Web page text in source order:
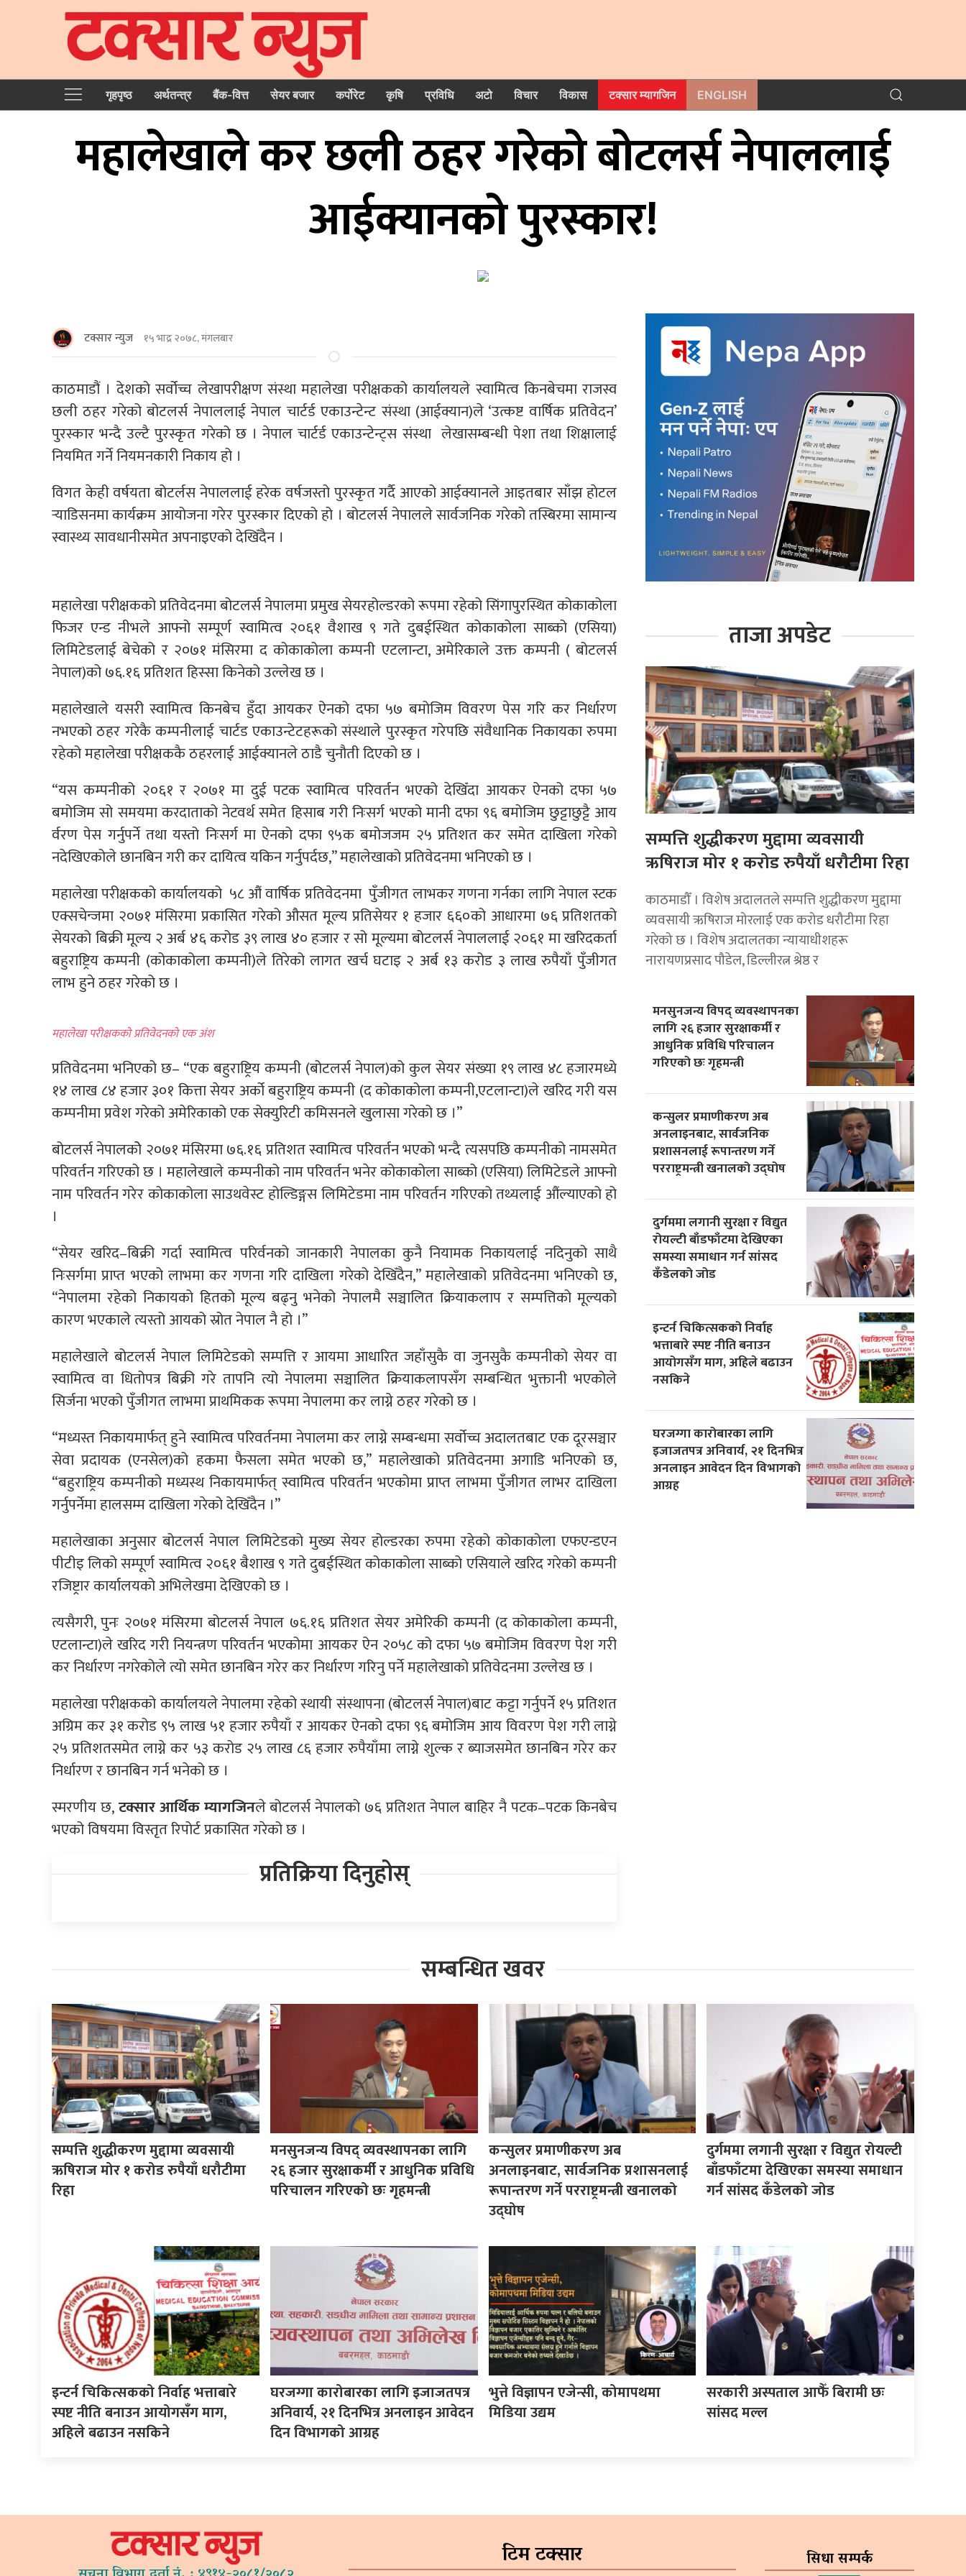
गृहपृष्‍ठ अर्थतन्त्र बैंक-वित्त सेयर बजार कर्पोरेट कृषि प्रविधि अटो विचार विकास टक्सार म्यागजिन ENGLISH
महालेखाले कर छली ठहर गरेको बोटलर्स नेपाललाई
आईक्यानको पुरस्कार!
टक्सार न्युज १५ भाद्र २०७८, मंगलबार
काठमाडौं । देशको सर्वोच्च लेखापरीक्षण संस्था महालेखा परीक्षकको कार्यालयले स्वामित्व किनबेचमा राजस्व
छली ठहर गरेको बोटलर्स नेपाललाई नेपाल चार्टर्ड एकाउन्टेन्ट संस्था (आईक्यान)ले ‘उत्कष्ट वार्षिक प्रतिवेदन’
पुरस्कार भन्दै उल्टै पुरस्कृत गरेको छ । नेपाल चार्टर्ड एकाउन्टेन्ट्स संस्था लेखासम्बन्धी पेशा तथा शिक्षालाई
नियमित गर्ने नियमनकारी निकाय हो ।
विगत केही वर्षयता बोटर्लस नेपाललाई हरेक वर्षजस्तो पुरस्कृत गर्दै आएको आईक्यानले आइतबार साँझ हाेटल
र्‍याडिसनमा कार्यक्रम आयोजना गरेर पुरस्कार दिएको हो । बोटलर्स नेपालले सार्वजनिक गरेको तस्बिरमा सामान्य
स्वास्थ्य सावधानीसमेत अपनाइएको देखिँदैन ।
महालेखा परीक्षकको प्रतिवेदनमा बोटलर्स नेपालमा प्रमुख सेयरहोल्डरको रूपमा रहेको सिंगापुरस्थित कोकाकोला
फिजर एन्ड नीभले आफ्नो सम्पूर्ण स्वामित्व २०६१ वैशाख ९ गते दुबईस्थित कोकाकोला साब्को (एसिया)
लिमिटेडलाई बेचेको र २०७१ मंसिरमा द कोकाकोला कम्पनी एटलान्टा, अमेरिकाले उक्त कम्पनी ( बोटलर्स
नेपाल)को ७६.१६ प्रतिशत हिस्सा किनेको उल्लेख छ ।
महालेखाले यसरी स्वामित्व किनबेच हुँदा आयकर ऐनको दफा ५७ बमोजिम विवरण पेस गरि कर निर्धारण
नभएको ठहर गरेकै कम्पनीलाई चार्टड एकाउन्टेटहरूको संस्थाले पुरस्कृत गरेपछि संवैधानिक निकायका रुपमा
रहेको महालेखा परीक्षककै ठहरलाई आईक्यानले ठाडै चुनौती दिएको छ ।
“यस कम्पनीको २०६१ र २०७१ मा दुई पटक स्वामित्व परिवर्तन भएको देखिँदा आयकर ऐनको दफा ५७
बमोजिम सो समयमा करदाताको नेटवर्थ समेत हिसाब गरी निःसर्ग भएको मानी दफा ९६ बमोजिम छुट्टाछुट्टै आय
र्वरण पेस गर्नुपर्ने तथा यस्तो निःसर्ग मा ऐनको दफा ९५क बमोजजम २५ प्रतिशत कर समेत दाखिला गरेको
नदेखिएकोले छानबिन गरी कर दायित्व यकिन गर्नुपर्दछ,” महालेखाको प्रतिवेदनमा भनिएको छ ।
महालेखा परीक्षकको कार्यालयको ५८ औं वार्षिक प्रतिवेदनमा पुँजीगत लाभकर गणना गर्नका लागि नेपाल स्टक
एक्सचेन्जमा २०७१ मंसिरमा प्रकासित गरेको औसत मूल्य प्रतिसेयर १ हजार ६६०को आधारमा ७६ प्रतिशतको
सेयरको बिक्री मूल्य २ अर्ब ४६ करोड ३९ लाख ४० हजार र सो मूल्यमा बोटलर्स नेपाललाई २०६१ मा खरिदकर्ता
बहुराष्ट्रिय कम्पनी (कोकाकोला कम्पनी)ले तिरेको लागत खर्च घटाइ २ अर्ब १३ करोड ३ लाख रुपैयाँ पुँजीगत
लाभ हुने ठहर गरेको छ ।
महालेखा परीक्षकको प्रतिवेदनको एक अंश
प्रतिवेदनमा भनिएको छ– “एक बहुराष्ट्रिय कम्पनी (बोटलर्स नेपाल)को कुल सेयर संख्या १९ लाख ४८ हजारमध्ये
१४ लाख ८४ हजार ३०१ कित्ता सेयर अर्को बहुराष्ट्रिय कम्पनी (द कोकाकोला कम्पनी,एटलान्टा)ले खरिद गरी यस
कम्पनीमा प्रवेश गरेको अमेरिकाको एक सेक्युरिटी कमिसनले खुलासा गरेको छ ।”
बोटलर्स नेपालकोे २०७१ मंसिरमा ७६.१६ प्रतिशत स्वामित्व परिवर्तन भएको भन्दै त्यसपछि कम्पनीको नामसमेत
परिवर्तन गरिएको छ । महालेखाले कम्पनीको नाम परिवर्तन भनेर कोकाकोला साब्को (एसिया) लिमिटेडले आफ्नो
नाम परिवर्तन गरेर कोकाकोला साउथवेस्ट होल्डिङ्गस लिमिटेडमा नाम परिवर्तन गरिएको तथ्यलाई औंल्याएको हो
।
“सेयर खरिद–बिक्री गर्दा स्वामित्व परिर्वनको जानकारी नेपालका कुनै नियामक निकायलाई नदिनुको साथै
निःसर्गमा प्राप्त भएको लाभमा कर गणना गरि दाखिला गरेको देखिँदैन,” महालेखाको प्रतिवेदनमा भनिएको छ,
“नेपालमा रहेको निकायको हितको मूल्य बढ्नु भनेको नेपालमै सञ्चालित क्रियाकलाप र सम्पत्तिको मूल्यको
कारण भएकाले त्यस्तो आयको स्रोत नेपाल नै हो ।”
महालेखाले बोटलर्स नेपाल लिमिटेडको सम्पत्ति र आयमा आधारित जहाँसुकै वा जुनसुकै कम्पनीको सेयर वा
स्वामित्व वा धितोपत्र बिक्री गरे तापनि त्यो नेपालमा सञ्चालित क्रियाकलापसँग सम्बन्धित भुक्तानी भएकोले
सिर्जना भएको पुँजीगत लाभमा प्राथमिकक रूपमा नेपालमा कर लाग्ने ठहर गरेको छ ।
“मध्यस्त निकायमार्फत् हुने स्वामित्व परिवर्तनमा नेपालमा कर लाग्ने सम्बन्धमा सर्वोच्च अदालतबाट एक दूरसञ्चार
सेवा प्रदायक (एनसेल)को हकमा फैसला समेत भएको छ,” महालेखाको प्रतिवेदनमा अगाडि भनिएको छ,
“बहुराष्ट्रिय कम्पनीको मध्यस्थ निकायमार्फत् स्वामित्व परिवर्तन भएकोमा प्राप्त लाभमा पुँजीगत लाभर दाखिला
गर्नुपर्नेमा हालसम्म दाखिला गरेको देखिँदैन ।”
महालेखाका अनुसार बोटलर्स नेपाल लिमिटेडको मुख्य सेयर होल्डरका रुपमा रहेको कोकाकोला एफएन्डएन
पीटीइ लिको सम्पूर्ण स्वामित्व २०६१ बैशाख ९ गते दुबईस्थित कोकाकोला साब्को एसियाले खरिद गरेको कम्पनी
रजिष्ट्रार कार्यालयको अभिलेखमा देखिएको छ ।
त्यसैगरी, पुनः २०७१ मंसिरमा बोटलर्स नेपाल ७६.१६ प्रतिशत सेयर अमेरिकी कम्पनी (द कोकाकोला कम्पनी,
एटलान्टा)ले खरिद गरी नियन्त्रण परिवर्तन भएकोमा आयकर ऐन २०५८ को दफा ५७ बमोजिम विवरण पेश गरी
कर निर्धारण नगरेकोले त्यो समेत छानबिन गरेर कर निर्धारण गरिनु पर्ने महालेखाको प्रतिवेदनमा उल्लेख छ ।
महालेखा परीक्षकको कार्यालयले नेपालमा रहेको स्थायी संस्थापना (बोटलर्स नेपाल)बाट कट्टा गर्नुपर्ने १५ प्रतिशत
अग्रिम कर ३१ करोड ९५ लाख ५१ हजार रुपैयाँ र आयकर ऐनको दफा ९६ बमोजिम आय विवरण पेश गरी लाग्ने
२५ प्रतिशतसमेत लाग्ने कर ५३ करोड २५ लाख ८६ हजार रुपैयाँमा लाग्ने शुल्क र ब्याजसमेत छानबिन गरेर कर
निर्धारण र छानबिन गर्न भनेको छ ।
स्मरणीय छ,टक्सार आर्थिक म्यागजिनले बोटलर्स नेपालको ७६ प्रतिशत नेपाल बाहिर नै पटक–पटक किनबेच
भएको विषयमा विस्तृत रिपोर्ट प्रकासित गरेको छ ।
प्रतिक्रिया दिनुहोस्
ताजा अपडेट
सम्पत्ति शुद्धीकरण मुद्दामा व्यवसायी
ऋषिराज मोर १ करोड रुपैयाँ धरौटीमा रिहा
काठमाडौँ । विशेष अदालतले सम्पत्ति शुद्धीकरण मुद्दामा
व्यवसायी ऋषिराज मोरलाई एक करोड धरौटीमा रिहा
गरेको छ । विशेष अदालतका न्यायाधीशहरू
नारायणप्रसाद पौडेल, डिल्लीरत्न श्रेष्ठ र
मनसुनजन्य विपद् व्यवस्थापनका
लागि २६ हजार सुरक्षाकर्मी र
आधुनिक प्रविधि परिचालन
गरिएको छः गृहमन्त्री
कन्सुलर प्रमाणीकरण अब
अनलाइनबाट, सार्वजनिक
प्रशासनलाई रूपान्तरण गर्ने
परराष्ट्रमन्त्री खनालको उद्घोष
दुर्गममा लगानी सुरक्षा र विद्युत
रोयल्टी बाँडफाँटमा देखिएका
समस्या समाधान गर्न सांसद
कँडेलको जोड
इन्टर्न चिकित्सकको निर्वाह
भत्ताबारे स्पष्ट नीति बनाउन
आयोगसँग माग, अहिले बढाउन
नसकिने
घरजग्गा कारोबारका लागि
इजाजतपत्र अनिवार्य, २१ दिनभित्र
अनलाइन आवेदन दिन विभागको
आग्रह
सम्बन्धित खवर
सम्पत्ति शुद्धीकरण मुद्दामा व्यवसायी
ऋषिराज मोर १ करोड रुपैयाँ धरौटीमा
रिहा
मनसुनजन्य विपद् व्यवस्थापनका लागि
२६ हजार सुरक्षाकर्मी र आधुनिक प्रविधि
परिचालन गरिएको छः गृहमन्त्री
कन्सुलर प्रमाणीकरण अब
अनलाइनबाट, सार्वजनिक प्रशासनलाई
रूपान्तरण गर्ने परराष्ट्रमन्त्री खनालको
उद्घोष
दुर्गममा लगानी सुरक्षा र विद्युत रोयल्टी
बाँडफाँटमा देखिएका समस्या समाधान
गर्न सांसद कँडेलको जोड
इन्टर्न चिकित्सकको निर्वाह भत्ताबारे
स्पष्ट नीति बनाउन आयोगसँग माग,
अहिले बढाउन नसकिने
घरजग्गा कारोबारका लागि इजाजतपत्र
अनिवार्य, २१ दिनभित्र अनलाइन आवेदन
दिन विभागको आग्रह
भुत्ते विज्ञापन एजेन्सी, कोमापथमा
मिडिया उद्यम
सरकारी अस्पताल आफैँ बिरामी छः
सांसद मल्ल
टिम टक्सार सिधा सम्पर्क